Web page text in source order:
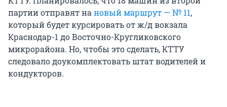
партии отправят на новый маршрут — № 11,
который будет курсировать от ж/д вокзала
Краснодар-1 до Восточно-Кругликовского
микрорайона. Но, чтобы это сделать, КТТУ
следовало доукомплектовать штат водителей и
кондукторов.